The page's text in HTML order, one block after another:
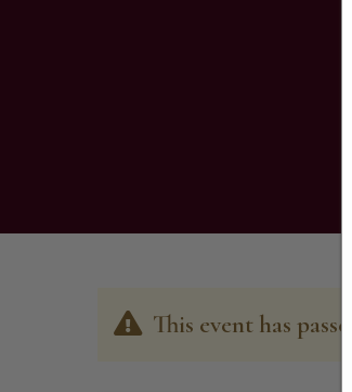
This event has passed